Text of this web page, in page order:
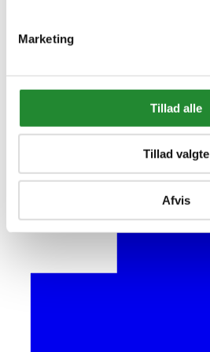
Marketing
Tillad alle
Tillad valgte
Afvis